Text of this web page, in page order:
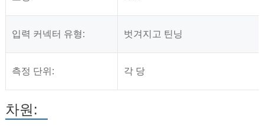
입력 커넥터 유형: 벗겨지고 틴닝
측정 단위: 각 당
차원: